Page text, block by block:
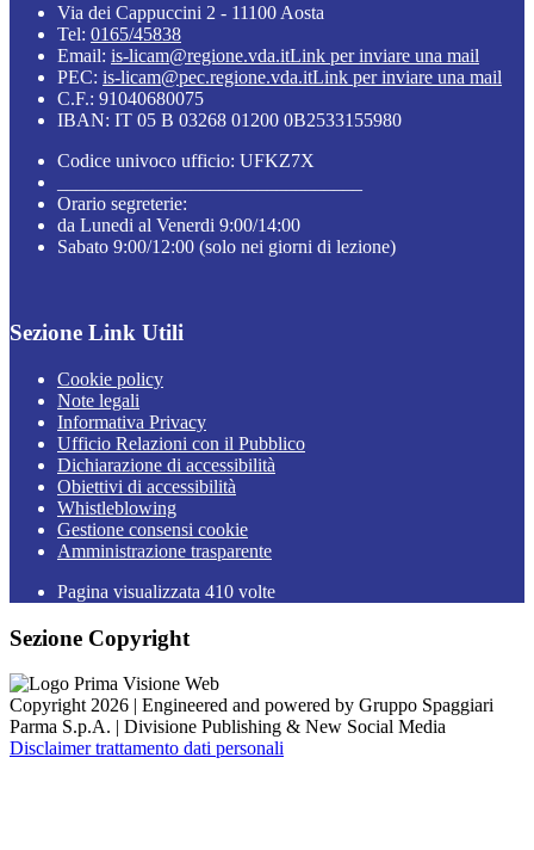
Via dei Cappuccini 2 - 11100 Aosta
Tel: 0165/45838
Email: is-licam@regione.vda.itLink per inviare una mail
PEC: is-licam@pec.regione.vda.itLink per inviare una mail
C.F.: 91040680075
IBAN: IT 05 B 03268 01200 0B2533155980
Codice univoco ufficio: UFKZ7X
Orario segreterie:
da Lunedi al Venerdi 9:00/14:00
Sabato 9:00/12:00 (solo nei giorni di lezione)
Sezione Link Utili
Cookie policy
Note legali
Informativa Privacy
Ufficio Relazioni con il Pubblico
Dichiarazione di accessibilità
Obiettivi di accessibilità
Whistleblowing
Gestione consensi cookie
Amministrazione trasparente
Pagina visualizzata 410 volte
Sezione Copyright
Copyright 2026 | Engineered and powered by Gruppo Spaggiari
Parma S.p.A. | Divisione Publishing & New Social Media
Disclaimer trattamento dati personali